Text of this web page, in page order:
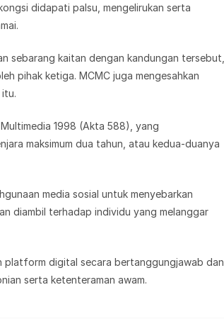
didapati palsu, mengelirukan serta
sebarang kaitan dengan kandungan tersebut,
pihak ketiga. MCMC juga mengesahkan
1998 (Akta 588), yang
maksimum dua tahun, atau kedua-duanya
media sosial untuk menyebarkan
diambil terhadap individu yang melanggar
platform digital secara bertanggungjawab dan
serta ketenteraman awam.